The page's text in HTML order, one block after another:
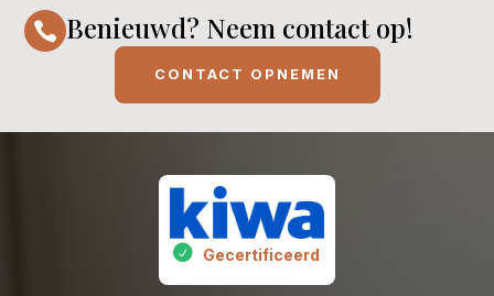
 Benieuwd? Neem contact op!
CONTACT OPNEMEN
Gecertificeerd